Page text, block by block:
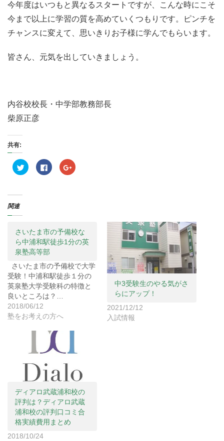
今年度はいつもと異なるスタートですが、こんな時にこそ
今まで以上に学習の質を高めていくつもりです。ピンチを
チャンスに変えて、思いきりお子様に学んでもらいます。
皆さん、元気を出していきましょう。
内谷校校長・中学部教務部長
柴原正彦
共有:
ク
リ
e
r
で
共
有
新
し
い
ウ
ィ
ン
ド
ウ
で
開
F
a
す
る
に
は
ク
ッ
ク
し
て
く
だ
(
新
い
ウ
ィ
ン
で
開
き
ま
す
)
ク
リ
e
+
で
(
新
し
い
ウ
ィ
関連
さいたま市の予備校な
ら中浦和駅徒歩1分の英
泉塾高等部
さいたま市の予備校で大学
受験！中浦和駅徒歩１分の
英泉塾大学受験科の特徴と
良いところは？…
2018/06/12
塾をお考えの方へ
中3受験生のやる気がさ
らにアップ！
2021/12/12
入試情報
ディアロ武蔵浦和校の
評判は？ディアロ武蔵
浦和校の評判口コミ合
格実績費用まとめ
2018/10/24